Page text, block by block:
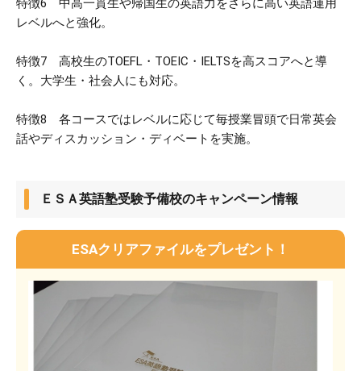
レベルへと強化。
特徴7 高校生のTOEFL・TOEIC・IELTSを高スコアへと導
く。大学生・社会人にも対応。
特徴8 各コースではレベルに応じて毎授業冒頭で日常英会
話やディスカッション・ディベートを実施。
ＥＳＡ英語塾受験予備校のキャンペーン情報
ESAクリアファイルをプレゼント！